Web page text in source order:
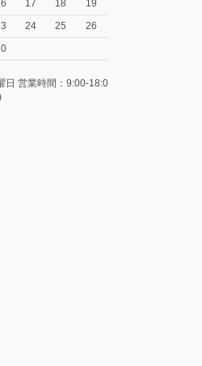
17 18
19
24 25
26
日 営業時間：9:00-18:0